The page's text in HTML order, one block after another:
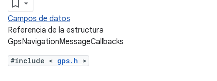
Campos de datos
Referencia de la estructura
GpsNavigationMessageCallbacks
#include < gps.h >